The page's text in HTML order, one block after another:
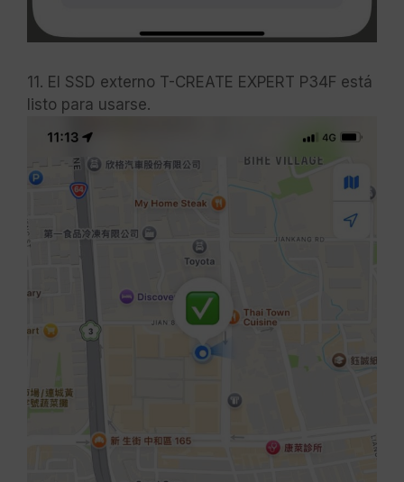
11. El SSD externo T-CREATE EXPERT P34F está
listo para usarse.